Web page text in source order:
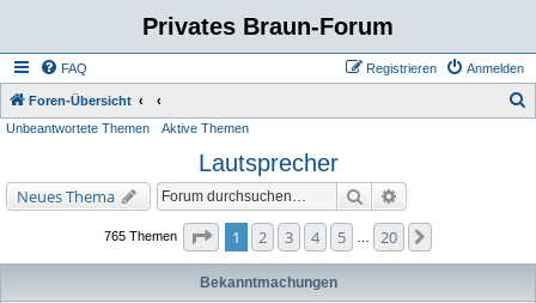
Privates Braun-Forum
FAQ Anmelden
Registrieren
Foren-Übersicht
Unbeantwortete Themen Aktive Themen
Lautsprecher
Neues Thema Suche
765 Themen Seite von
1 2 3 4 5 20
Bekanntmachungen